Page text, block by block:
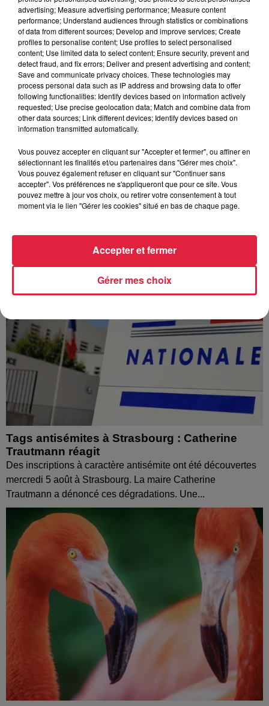
À Hoerdt, de l’eau brune sort des robinets
Depuis plusieurs jours, des habitants de Hoerdt ont vu de
l’eau brune s’écouler de leurs robinets. Face aux
Tags antisémites à Strasbourg : Catherine
Trautmann réagit
Des inscriptions à caractère antisémite ont été découvertes
mercredi 5 août à Strasbourg. La maire Catherine
Trautmann a dénoncé ces dégradations. Une...
advertising; Measure advertising performance; Measure content
performance; Understand audiences through statistics or combinations
of data from different sources; Develop and improve services; Create
profiles to personalise content; Use profiles to select personalised
content; Use limited data to select content; Ensure security, prevent and
detect fraud, and fix errors; Deliver and present advertising and content;
Save and communicate privacy choices. These technologies may
process personal data such as IP address and browsing data to offer
following functionalities: Identify devices based on information actively
requested; Use precise geolocation data; Match and combine data from
other data sources; Link different devices; Identify devices based on
information transmitted automatically.
Vous pouvez accepter en cliquant sur "Accepter et fermer", ou affiner en
sélectionnant les finalités et/ou partenaires dans "Gérer mes choix".
Vous pouvez également refuser en cliquant sur "Continuer sans
accepter". Vos préférences ne s'appliqueront que pour ce site. Vous
pouvez mettre à jour vos choix, ou retirer votre consentement à tout
moment via le lien "Gérer les cookies" situé en bas de chaque page.
Gérer mes choix
Accepter et fermer